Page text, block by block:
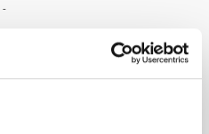
-
Prodaja